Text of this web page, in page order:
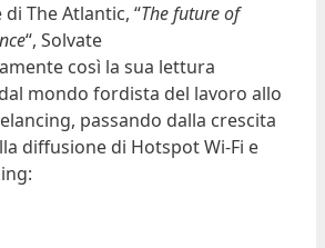
The Atlantic, “The future of
“, Solvate
così la sua lettura
mondo fordista del lavoro allo
passando dalla crescita
diffusione di Hotspot Wi-Fi e